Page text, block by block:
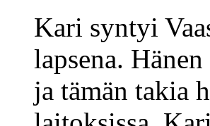
Kari syntyi
lapsena.
ja tämän takia